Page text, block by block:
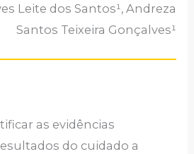
Leite dos Santos¹, Andreza
Santos Teixeira Gonçalves¹
as evidências
do cuidado a